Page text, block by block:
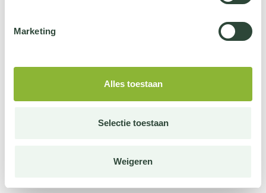
Marketing
Alles toestaan
Selectie toestaan
Weigeren